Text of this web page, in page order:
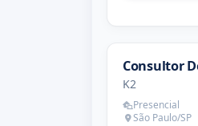
Consultor
K2
Presencial
São Paulo/SP